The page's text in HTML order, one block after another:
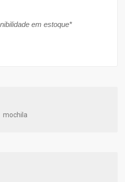
em estoque*
mochila